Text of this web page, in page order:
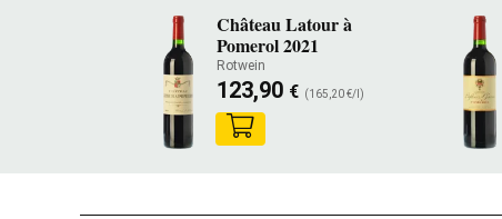
Château Latour à
Pomerol 2021
Rotwein
123,90 € (165,20 €/l)